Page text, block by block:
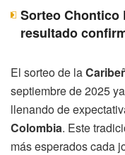
Sorteo Chontico
resultado
El sorteo de la
septiembre de 2025
llenando de
Colombia. Este
más esperados cada